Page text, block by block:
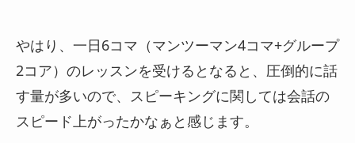
やはり、一日6コマ（マンツーマン4コマ+グループ
2コア）のレッスンを受けるとなると、圧倒的に話
す量が多いので、スピーキングに関しては会話の
スピード上がったかなぁと感じます。